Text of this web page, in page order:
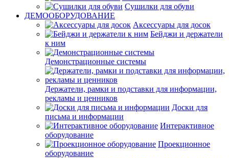
Сушилки для обуви
ДЕМООБОРУДОВАНИЕ
Аксессуары для досок
Бейджи и держатели
к ним
Демонстрационные системы
Держатели, рамки и подставки для информации,
рекламы и ценников
Доски для
письма и информации
Интерактивное
оборудование
Проекционное
оборудование